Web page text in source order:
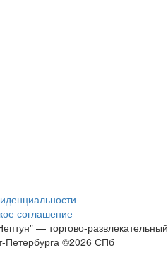
соглашение
— торгово-развлекательный
Петербурга ©2026 СПб